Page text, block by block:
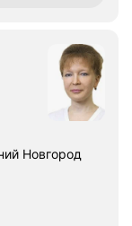
Новгород